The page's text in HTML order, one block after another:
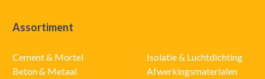
Assortiment
Cement & Mortel
Beton & Metaal
Isolatie & Luchtdichting
Afwerkingsmaterialen